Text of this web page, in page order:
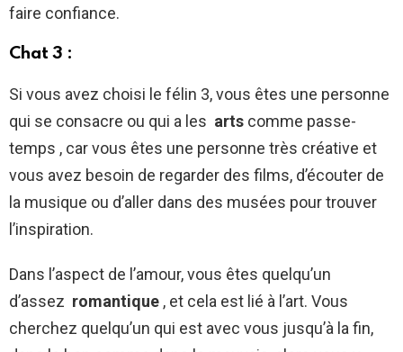
faire confiance.
Chat 3 :
Si vous avez choisi le félin 3, vous êtes une personne
qui se consacre ou qui a les arts comme passe-
temps , car vous êtes une personne très créative et
vous avez besoin de regarder des films, d’écouter de
la musique ou d’aller dans des musées pour trouver
l’inspiration.
Dans l’aspect de l’amour, vous êtes quelqu’un
d’assez romantique , et cela est lié à l’art. Vous
cherchez quelqu’un qui est avec vous jusqu’à la fin,